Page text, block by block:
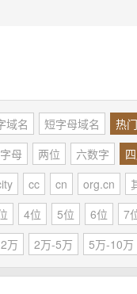
域名 短字母域名 热
母 两位 六数字
cc cn org.cn
4位 5位 6位 7
万 2万-5万 5万-10万